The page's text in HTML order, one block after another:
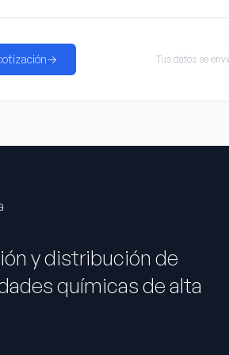
→ Tus datos se
y distribución de
químicas de alta